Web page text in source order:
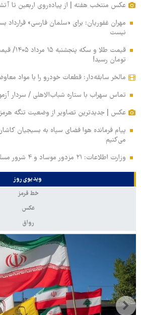
عکس منتخب هفته | از پیاده‌روی اربعین تا
مهران غفوریان: برای «سلمان فارسی»
نیست
تومان رسید!
مالخر سابقه‌دار: قطعات خودرو را با مواد
تماس سهراب با ستاره شباب‌الاهلی / سردار
عکس | جدیدترین تصاویر از وضعیت تنگه
پیام فرمانده هوا فضای سپاه به بسیجیان
می‌کنیم
وزارت اطلاعات: ۲۱ مزدور موساد و ۴ شرور مسلح در کرمان بازداشت شدند
ویدیوی روز
خط قرمز
عکس
رواق